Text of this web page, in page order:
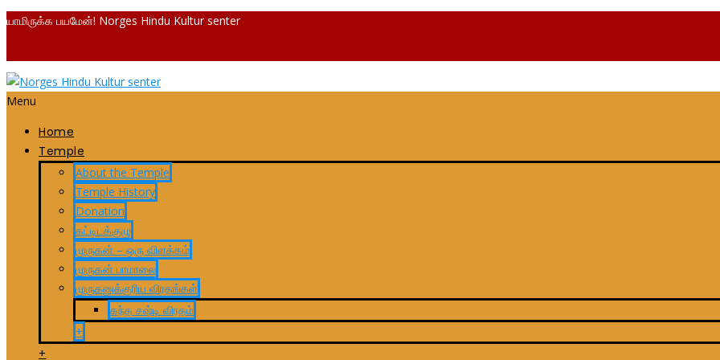
யாமிருக்க பயமேன்! Norges Hindu Kultur senter
Menu
Home
Temple
About the Temple
Temple History
Donation
கட்டிடக்குழு
முருகன் – ஒரு விளக்கம்
முருகன் பாமாலை
முருகனுக்குரிய விரதங்கள்
கந்த சஷ்டி விரதம்
+
+